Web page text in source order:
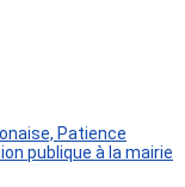
Patience
publique à la mairie